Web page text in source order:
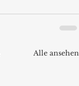
Alle ansehen